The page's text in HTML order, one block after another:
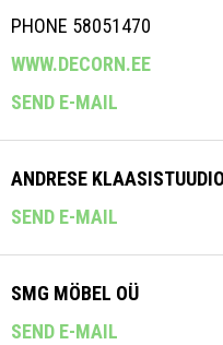
PHONE 58051470
WWW.DECORN.EE
SEND E-MAIL
ANDRESE KLAASISTUUDIO
SEND E-MAIL
SMG MÖBEL OÜ
SEND E-MAIL